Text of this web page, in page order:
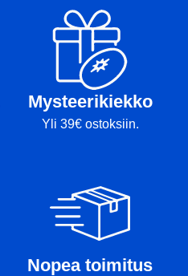
Markörer: Rimmi
Mysteerikiekko
Yli 39€ ostoksiin.
Nopea toimitus